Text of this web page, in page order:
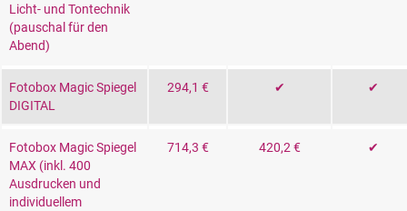
Licht- und Tontechnik
(pauschal für den
Abend)
Fotobox Magic Spiegel
DIGITAL
294,1 € ✔ ✔
Fotobox Magic Spiegel
MAX (inkl. 400
Ausdrucken und
individuellem
714,3 € 420,2 € ✔